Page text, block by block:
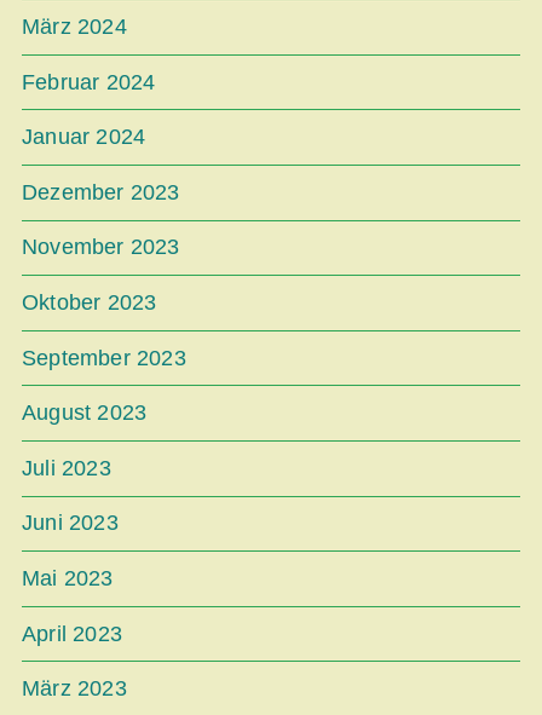
März 2024
Februar 2024
Januar 2024
Dezember 2023
November 2023
Oktober 2023
September 2023
August 2023
Juli 2023
Juni 2023
Mai 2023
April 2023
März 2023